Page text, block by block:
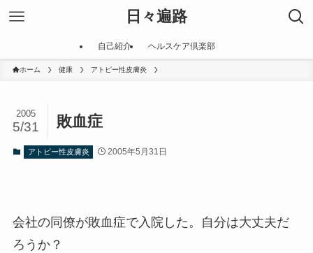
日々遍路
自己紹介 ヘルスケア倶楽部
ホーム 健康 アトピー性皮膚炎
敗血症
2005
5/31
アトピー性皮膚炎 2005年5月31日
会社の同僚が敗血症で入院した。自分は大丈夫だ
ろうか？